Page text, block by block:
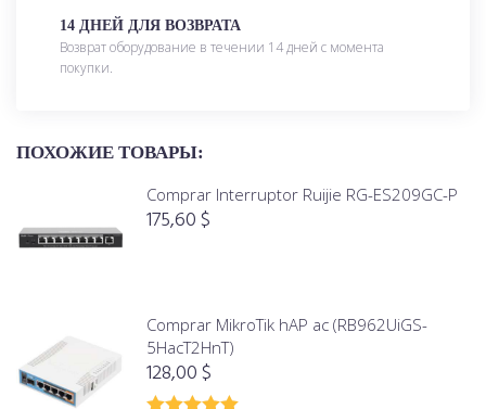
14 ДНЕЙ ДЛЯ ВОЗВРАТА
Возврат оборудование в течении 14 дней с момента
покупки.
ПОХОЖИЕ ТОВАРЫ:
Comprar Interruptor Ruijie RG-ES209GC-P
175,60$
Comprar MikroTik hAP ac (RB962UiGS-
5HacT2HnT)
128,00$